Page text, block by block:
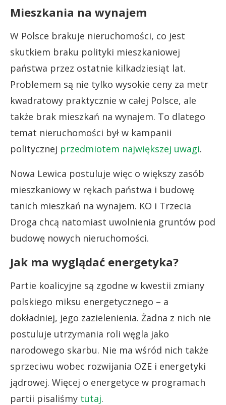
Mieszkania na wynajem
W Polsce brakuje nieruchomości, co jest
skutkiem braku polityki mieszkaniowej
państwa przez ostatnie kilkadziesiąt lat.
Problemem są nie tylko wysokie ceny za metr
kwadratowy praktycznie w całej Polsce, ale
także brak mieszkań na wynajem. To dlatego
temat nieruchomości był w kampanii
politycznej przedmiotem największej uwagi.
Nowa Lewica postuluje więc o większy zasób
mieszkaniowy w rękach państwa i budowę
tanich mieszkań na wynajem. KO i Trzecia
Droga chcą natomiast uwolnienia gruntów pod
budowę nowych nieruchomości.
Jak ma wyglądać energetyka?
Partie koalicyjne są zgodne w kwestii zmiany
polskiego miksu energetycznego – a
dokładniej, jego zazielenienia. Żadna z nich nie
postuluje utrzymania roli węgla jako
narodowego skarbu. Nie ma wśród nich także
sprzeciwu wobec rozwijania OZE i energetyki
jądrowej. Więcej o energetyce w programach
partii pisaliśmy tutaj.